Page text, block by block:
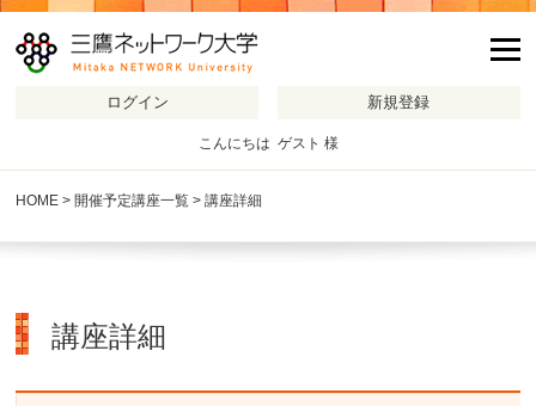
こんにちは ゲスト 様
HOME > 開催予定講座一覧 > 講座詳細
講座詳細